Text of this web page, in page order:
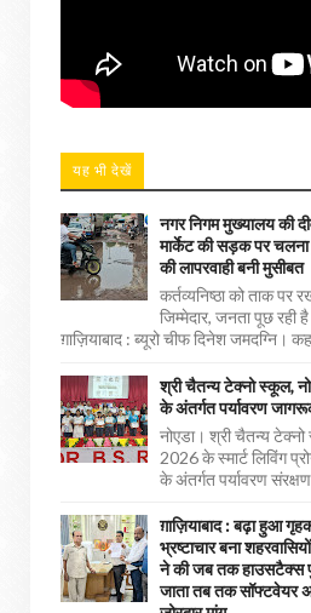
यह भी देखें
नगर निगम मुख्यालय की
मार्केट की सड़क पर चलना
की लापरवाही बनी मुसीबत
कर्तव्यनिष्ठा को ताक पर
जिम्मेदार, जनता पूछ रही
ग़ाज़ियाबाद : ब्यूरो चीफ दिनेश जमदग्नि।
श्री चैतन्य टेक्नो स्कूल,
के अंतर्गत पर्यावरण
नोएडा। श्री चैतन्य
2026 के स्मार्ट लिविंग
के अंतर्गत पर्यावरण
ग़ाज़ियाबाद : बढ़ा हुआ
भ्रष्टाचार बना
ने की जब तक हाउसटैक्स
जाता तब तक सॉफ्टवेयर